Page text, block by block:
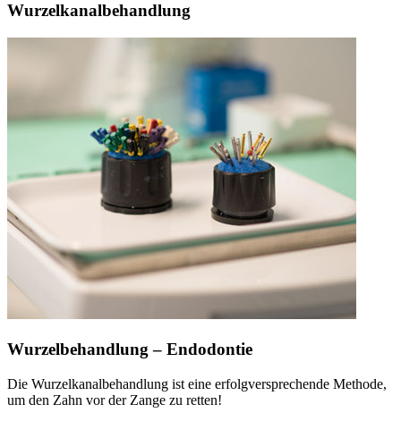
Wurzelkanalbehandlung
Wurzelbehandlung – Endodontie
Die Wurzelkanalbehandlung ist eine erfolgversprechende Methode,
um den Zahn vor der Zange zu retten!